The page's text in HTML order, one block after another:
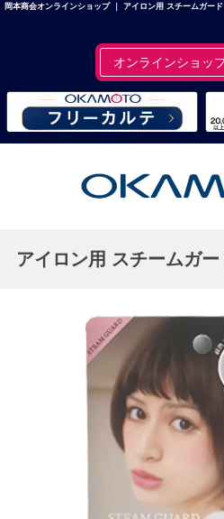
岡本商会オンラインショップ ｜ アイロン用 スチームガー
オンラインショッ
アイロン用 スチームガー